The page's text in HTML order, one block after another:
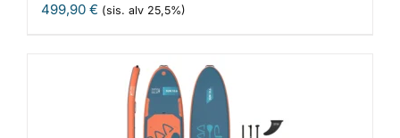
499,90 € (sis. alv 25,5%)